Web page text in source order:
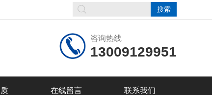
咨询热线
13009129951
在线留言 联系我们